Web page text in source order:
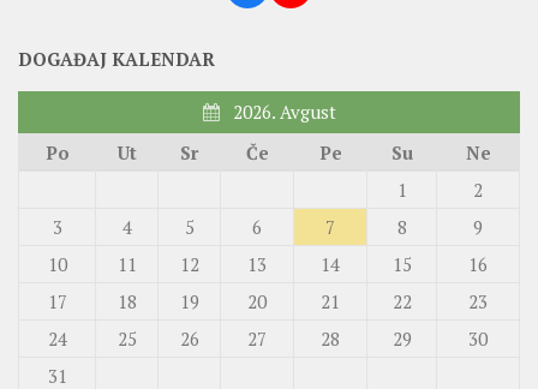
DOGAĐAJ KALENDAR
2026. Avgust
Po
Ut Sr Če Pe Su Ne
1
2
3
4 5 6 7 8
9
10
11 12 13 14 15
16
17
18 19 20 21 22
23
24
25 26 27 28 29
30
31